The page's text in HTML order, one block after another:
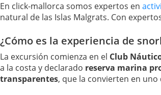
En click-mallorca somos expertos en
natural de las Islas Malgrats. Con
¿Cómo es la experiencia de
La excursión comienza en el Club
a la costa y declarado reserva marina
transparentes, que la convierten en